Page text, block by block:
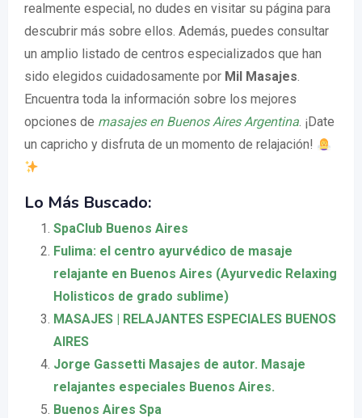
realmente especial, no dudes en visitar su página para
descubrir más sobre ellos. Además, puedes consultar
un amplio listado de centros especializados que han
sido elegidos cuidadosamente por Mil Masajes.
Encuentra toda la información sobre los mejores
opciones de masajes en Buenos Aires Argentina. ¡Date
un capricho y disfruta de un momento de relajación!
Lo Más Buscado:
SpaClub Buenos Aires
Fulima: el centro ayurvédico de masaje
relajante en Buenos Aires (Ayurvedic Relaxing
Holisticos de grado sublime)
MASAJES | RELAJANTES ESPECIALES BUENOS
AIRES
Jorge Gassetti Masajes de autor. Masaje
relajantes especiales Buenos Aires.
Buenos Aires Spa